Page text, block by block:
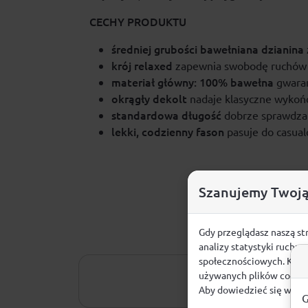
CECHY PRODUKTU
średniej grubości bawełniana dzianina
krój relaxed zapewnia swobodę
materiał główny: 100% bawełna
okrągły dekolt nadaje klasyczne
standardowa długość dobrze
lekki, codzienny fason pasuje do
Szanujemy
Gdy przeglądasz naszą
analizy statystyki ruchu
społecznościowych.
używanych plików
Aby dowiedzieć się